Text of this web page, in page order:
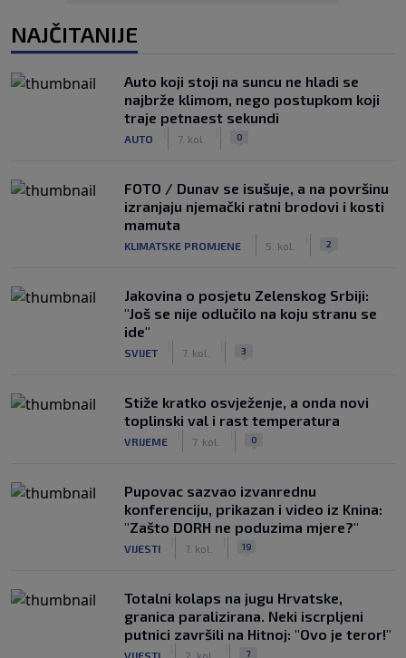
NAJČITANIJE
Auto koji stoji na suncu ne hladi se
najbrže klimom, nego postupkom koji
traje petnaest sekundi
AUTO 7. kol. 0
FOTO / Dunav se isušuje, a na površinu
izranjaju njemački ratni brodovi i kosti
mamuta
KLIMATSKE PROMJENE 5. kol. 2
Jakovina o posjetu Zelenskog Srbiji:
"Još se nije odlučilo na koju stranu se
ide"
SVIJET 7. kol. 3
Stiže kratko osvježenje, a onda novi
toplinski val i rast temperatura
VRIJEME 7. kol. 0
Pupovac sazvao izvanrednu
konferenciju, prikazan i video iz Knina:
"Zašto DORH ne poduzima mjere?"
VIJESTI 7. kol. 19
Totalni kolaps na jugu Hrvatske,
granica paralizirana. Neki iscrpljeni
putnici završili na Hitnoj: "Ovo je teror!"
VIJESTI 2. kol. 7